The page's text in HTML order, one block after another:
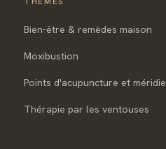
Bien-être & remèdes maison
Moxibustion
Points d'acupuncture et
Thérapie par les ventouses